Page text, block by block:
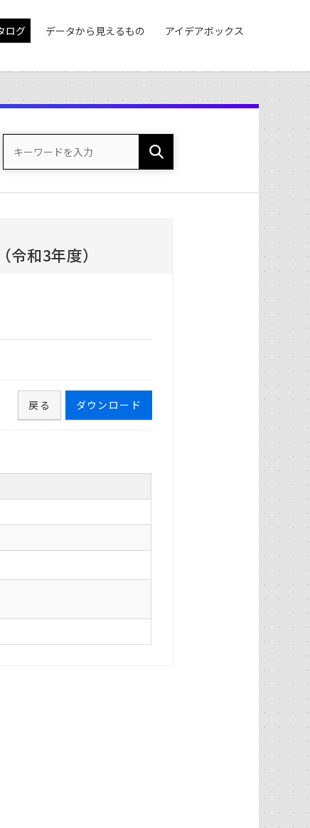
ログ データから見えるもの アイデアボックス
和3年度）
ダウンロード
戻る